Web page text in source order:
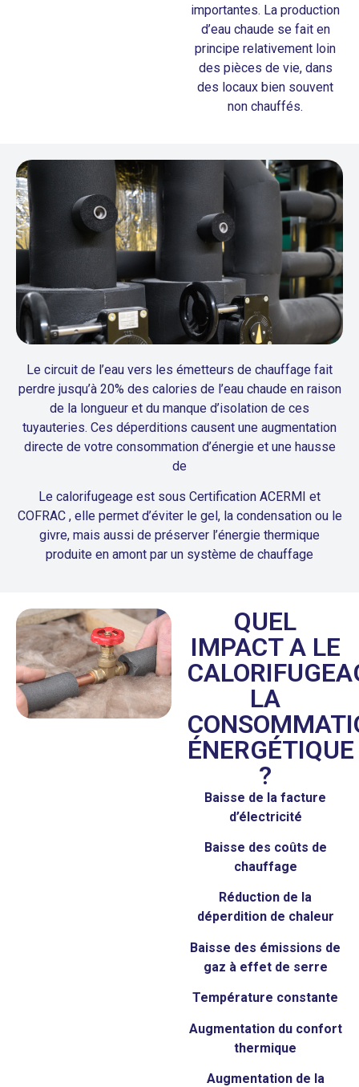
importantes. La production
d’eau chaude se fait en
principe relativement loin
des pièces de vie, dans
des locaux bien souvent
non chauffés.
Le circuit de l’eau vers les émetteurs de chauffage fait
perdre jusqu’à 20% des calories de l’eau chaude en raison
de la longueur et du manque d’isolation de ces
tuyauteries. Ces déperditions causent une augmentation
directe de votre consommation d’énergie et une hausse
de
Le calorifugeage est sous Certification ACERMI et
COFRAC , elle permet d’éviter le gel, la condensation ou le
givre, mais aussi de préserver l’énergie thermique
produite en amont par un système de chauffage
QUEL
IMPACT A LE
LA
ÉNERGÉTIQUE
?
Baisse de la facture
d’électricité
Baisse des coûts de
chauffage
Réduction de la
déperdition de chaleur
Baisse des émissions de
gaz à effet de serre
Température constante
Augmentation du confort
thermique
Augmentation de la